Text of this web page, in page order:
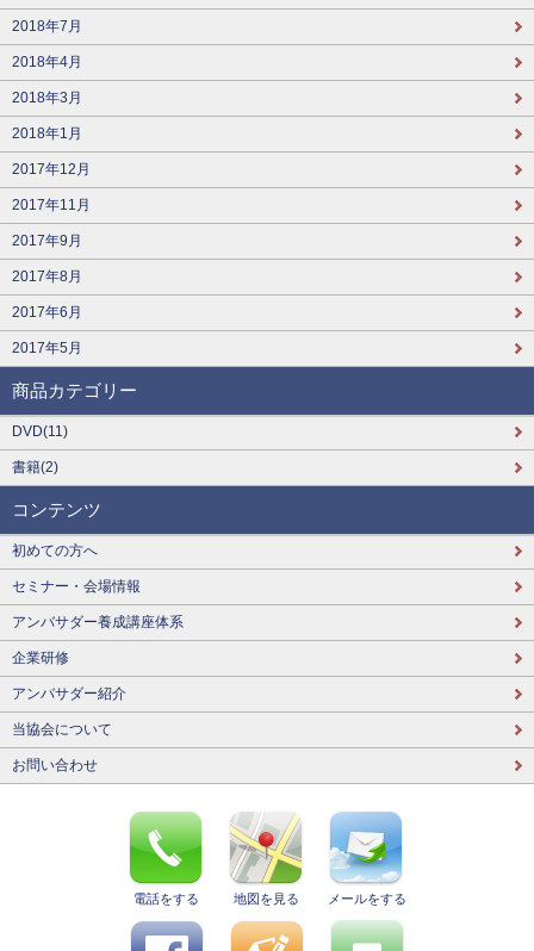
2018年7月
2018年4月
2018年3月
2018年1月
2017年12月
2017年11月
2017年9月
2017年8月
2017年6月
2017年5月
商品カテゴリー
DVD(11)
書籍(2)
コンテンツ
初めての方へ
セミナー・会場情報
アンバサダー養成講座体系
企業研修
アンバサダー紹介
当協会について
お問い合わせ
電話をする 地図を見る メールをする